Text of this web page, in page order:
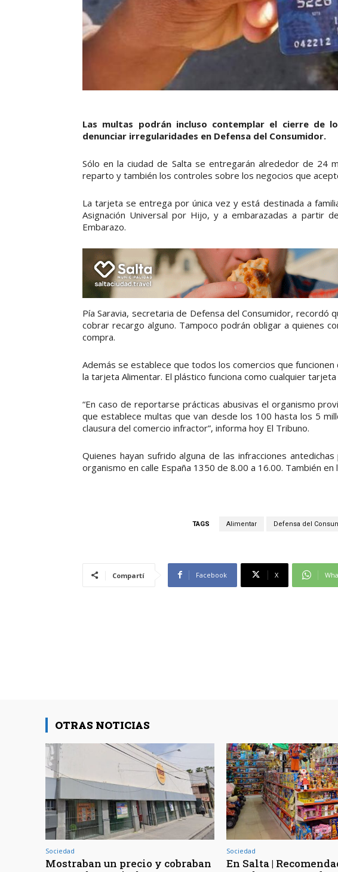
Las multas podrán incluso contemplar el cierre de
denunciar irregularidades en Defensa del Consumidor.
Sólo en la ciudad de Salta se entregarán alrededor de 24
reparto y también los controles sobre los negocios que
La tarjeta se entrega por única vez y está destinada a
Asignación Universal por Hijo, y a embarazadas a partir
Embarazo.
Pía Saravia, secretaria de Defensa del Consumidor, recordó
cobrar recargo alguno. Tampoco podrán obligar a quienes
compra.
Además se establece que todos los comercios que
la tarjeta Alimentar. El plástico funciona como cualquier
“En caso de reportarse prácticas abusivas el organismo
que establece multas que van desde los 100 hasta los 5
clausura del comercio infractor”, informa hoy El Tribuno.
Quienes hayan sufrido alguna de las infracciones
organismo en calle España 1350 de 8.00 a 16.00. También
TAGS Alimentar Defensa del
Compartí Facebook X
OTRAS NOTICIAS
Sociedad
Mostraban un precio y cobraban
Sociedad
En Salta |